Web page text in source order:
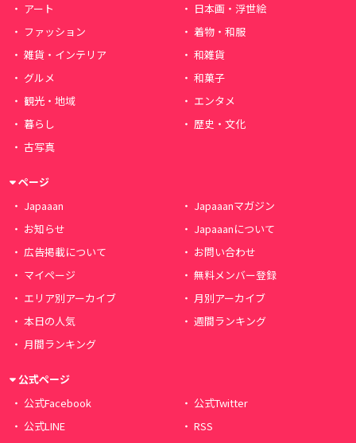
アート
日本画・浮世絵
ファッション
着物・和服
雑貨・インテリア
和雑貨
グルメ
和菓子
観光・地域
エンタメ
暮らし
歴史・文化
古写真
ページ
Japaaan
Japaaanマガジン
お知らせ
Japaaanについて
広告掲載について
お問い合わせ
マイページ
無料メンバー登録
エリア別アーカイブ
月別アーカイブ
本日の人気
週間ランキング
月間ランキング
公式ページ
公式Facebook
公式Twitter
公式LINE
RSS